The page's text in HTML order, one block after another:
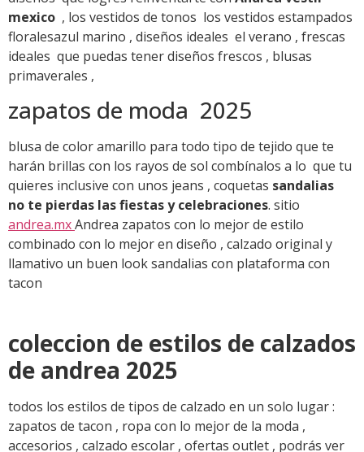
mexico , los vestidos de tonos los vestidos estampados
floralesazul marino , diseños ideales el verano , frescas
ideales que puedas tener diseños frescos , blusas
primaverales ,
zapatos de moda 2025
blusa de color amarillo para todo tipo de tejido que te
harán brillas con los rayos de sol combínalos a lo que tu
quieres inclusive con unos jeans , coquetas sandalias
no te pierdas las fiestas y celebraciones. sitio
andrea.mxAndrea zapatos con lo mejor de estilo
combinado con lo mejor en diseño , calzado original y
llamativo un buen look sandalias con plataforma con
tacon
coleccion de estilos de calzados
de andrea 2025
todos los estilos de tipos de calzado en un solo lugar :
zapatos de tacon , ropa con lo mejor de la moda ,
accesorios , calzado escolar , ofertas outlet , podrás ver